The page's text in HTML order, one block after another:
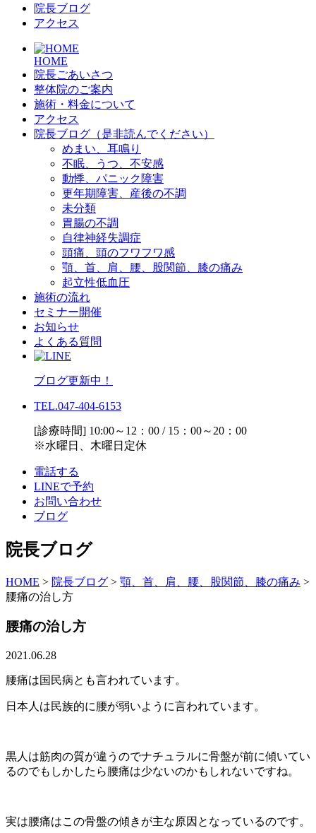
院長ブログ
アクセス
HOME
院長ごあいさつ
整体院のご案内
施術・料金について
アクセス
院長ブログ（是非読んでください）
めまい、耳鳴り
不眠、うつ、不安感
動悸、パニック障害
更年期障害、産後の不調
未分類
胃腸の不調
自律神経失調症
頭痛、頭のフワフワ感
顎、首、肩、腰、股関節、膝の痛み
起立性低血圧
施術の流れ
セミナー開催
お知らせ
よくある質問
ブログ更新中！
TEL.047-404-6153
[診療時間] 10:00～12：00 / 15：00～20：00
※水曜日、木曜日定休
電話する
LINEで予約
お問い合わせ
ブログ
院長ブログ
HOME > 院長ブログ > 顎、首、肩、腰、股関節、膝の痛み >
腰痛の治し方
腰痛の治し方
2021.06.28
腰痛は国民病とも言われています。
日本人は民族的に腰が弱いように言われています。
黒人は筋肉の質が違うのでナチュラルに骨盤が前に傾いてい
るのでもしかしたら腰痛は少ないのかもしれないですね。
実は腰痛はこの骨盤の傾きが主な原因となっているのです。